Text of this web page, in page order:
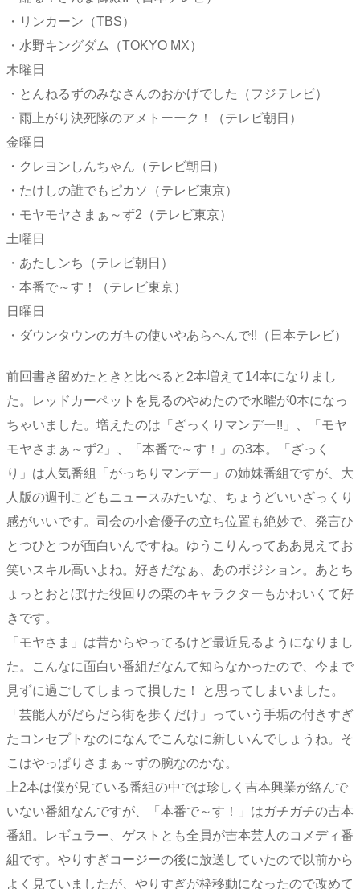
・リンカーン（TBS）
・水野キングダム（TOKYO MX）
木曜日
・とんねるずのみなさんのおかげでした（フジテレビ）
・雨上がり決死隊のアメトーーク！（テレビ朝日）
金曜日
・クレヨンしんちゃん（テレビ朝日）
・たけしの誰でもピカソ（テレビ東京）
・モヤモヤさまぁ～ず2（テレビ東京）
土曜日
・あたしンち（テレビ朝日）
・本番で～す！（テレビ東京）
日曜日
・ダウンタウンのガキの使いやあらへんで!!（日本テレビ）
前回書き留めたときと比べると2本増えて14本になりまし
た。レッドカーペットを見るのやめたので水曜が0本になっ
ちゃいました。増えたのは「ざっくりマンデー!!」、「モヤ
モヤさまぁ～ず2」、「本番で～す！」の3本。「ざっく
り」は人気番組「がっちりマンデー」の姉妹番組ですが、大
人版の週刊こどもニュースみたいな、ちょうどいいざっくり
感がいいです。司会の小倉優子の立ち位置も絶妙で、発言ひ
とつひとつが面白いんですね。ゆうこりんってああ見えてお
笑いスキル高いよね。好きだなぁ、あのポジション。あとち
ょっとおとぼけた役回りの栗のキャラクターもかわいくて好
きです。
「モヤさま」は昔からやってるけど最近見るようになりまし
た。こんなに面白い番組だなんて知らなかったので、今まで
見ずに過ごしてしまって損した！ と思ってしまいました。
「芸能人がだらだら街を歩くだけ」っていう手垢の付きすぎ
たコンセプトなのになんでこんなに新しいんでしょうね。そ
こはやっぱりさまぁ～ずの腕なのかな。
上2本は僕が見ている番組の中では珍しく吉本興業が絡んで
いない番組なんですが、「本番で～す！」はガチガチの吉本
番組。レギュラー、ゲストとも全員が吉本芸人のコメディ番
組です。やりすぎコージーの後に放送していたので以前から
よく見ていましたが、やりすぎが枠移動になったので改めて